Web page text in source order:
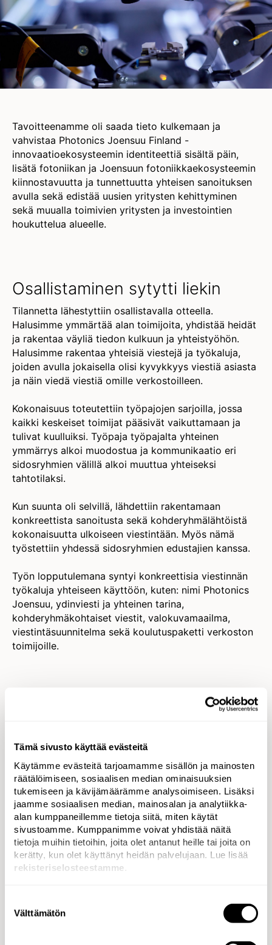
Tämä sivusto käyttää evästeitä
Käytämme evästeitä tarjoamamme sisällön ja mainosten
räätälöimiseen, sosiaalisen median ominaisuuksien
tukemiseen ja kävijämäärämme analysoimiseen. Lisäksi
jaamme sosiaalisen median, mainosalan ja analytiikka-
alan kumppaneillemme tietoja siitä, miten käytät
sivustoamme. Kumppanimme voivat yhdistää näitä
tietoja muihin tietoihin, joita olet antanut heille tai joita on
kerätty, kun olet käyttänyt heidän palvelujaan. Lue lisää
rekisteriselosteestamme
valinta
Välttämätön
Tavoitteenamme oli saada tieto kulkemaan ja
vahvistaa Photonics Joensuu Finland -
innovaatioekosysteemin identiteettiä sisältä päin,
lisätä fotoniikan ja Joensuun fotoniikkaekosysteemin
kiinnostavuutta ja tunnettuutta yhteisen sanoituksen
avulla sekä edistää uusien yritysten kehittyminen
sekä muualla toimivien yritysten ja investointien
houkuttelua alueelle.
Osallistaminen sytytti liekin
Tilannetta lähestyttiin osallistavalla otteella.
Halusimme ymmärtää alan toimijoita, yhdistää heidät
ja rakentaa väyliä tiedon kulkuun ja yhteistyöhön.
Halusimme rakentaa yhteisiä viestejä ja työkaluja,
joiden avulla jokaisella olisi kyvykkyys viestiä asiasta
ja näin viedä viestiä omille verkostoilleen.
Kokonaisuus toteutettiin työpajojen sarjoilla, jossa
kaikki keskeiset toimijat pääsivät vaikuttamaan ja
tulivat kuulluiksi. Työpaja työpajalta yhteinen
ymmärrys alkoi muodostua ja kommunikaatio eri
sidosryhmien välillä alkoi muuttua yhteiseksi
tahtotilaksi.
Kun suunta oli selvillä, lähdettiin rakentamaan
konkreettista sanoitusta sekä kohderyhmälähtöistä
kokonaisuutta ulkoiseen viestintään. Myös nämä
työstettiin yhdessä sidosryhmien edustajien kanssa.
Työn lopputulemana syntyi konkreettisia viestinnän
työkaluja yhteiseen käyttöön, kuten: nimi Photonics
Joensuu, ydinviesti ja yhteinen tarina,
kohderyhmäkohtaiset viestit, valokuvamaailma,
viestintäsuunnitelma sekä koulutuspaketti verkoston
toimijoille.
Laaja viestintäkokonaisuus johti
Hanke on ollut menestystarina. Sidosryhmiltä tullut
palaute on ollut kannustavaa ja työ kantanut
konkreettista hedelmää. Hankkeen aikana
Joensuuhun on sijoittunut neljä uutta
fotoniikkayritystä. Lisäksi on saatu kaksi
sijoittumispäätöstä.